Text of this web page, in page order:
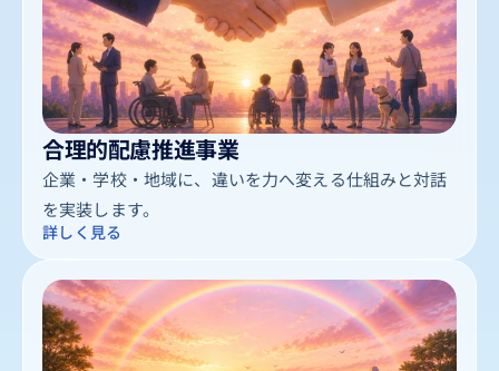
合理的配慮推進事業
企業・学校・地域に、違いを力へ変える仕組みと対話
を実装します。
詳しく見る